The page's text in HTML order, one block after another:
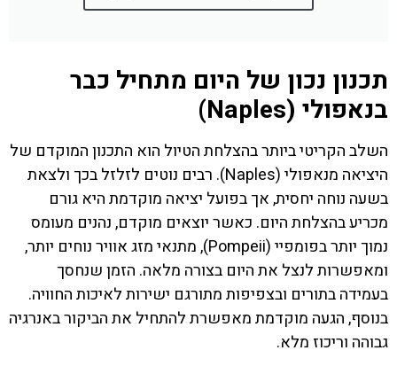
תכנון נכון של היום מתחיל כבר
בנאפולי (Naples)
השלב הקריטי ביותר בהצלחת הטיול הוא התכנון המוקדם של
היציאה מנאפולי (Naples). רבים נוטים לזלזל בכך ולצאת
בשעה נוחה יחסית, אך בפועל יציאה מוקדמת היא גורם
מכריע בהצלחת היום. כאשר יוצאים מוקדם, נהנים מעומס
נמוך יותר בפומפיי (Pompeii), מתנאי מזג אוויר נוחים יותר,
ומאפשרות לנצל את היום בצורה מלאה. הזמן שנחסך
בעמידה בתורים ובצפיפות מתורגם ישירות לאיכות החוויה.
בנוסף, הגעה מוקדמת מאפשרת להתחיל את הביקור באנרגיה
גבוהה וריכוז מלא.